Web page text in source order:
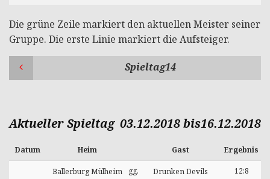
Die grüne Zeile markiert den aktuellen Meister seiner
Gruppe. Die erste Linie markiert die Aufsteiger.
Spieltag14
Aktueller Spieltag 03.12.2018 bis16.12.2018
Datum Heim Gast Ergebnis
Ballerburg Mülheim gg. Drunken Devils 12:8